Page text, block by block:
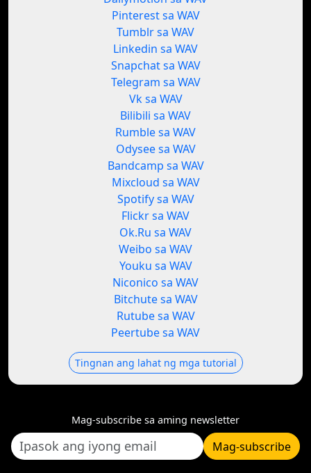
Pinterest sa WAV
Tumblr sa WAV
Linkedin sa WAV
Snapchat sa WAV
Telegram sa WAV
Vk sa WAV
Bilibili sa WAV
Rumble sa WAV
Odysee sa WAV
Bandcamp sa WAV
Mixcloud sa WAV
Spotify sa WAV
Flickr sa WAV
Ok.Ru sa WAV
Weibo sa WAV
Youku sa WAV
Niconico sa WAV
Bitchute sa WAV
Rutube sa WAV
Peertube sa WAV
Tingnan ang lahat ng mga tutorial
Mag-subscribe sa aming newsletter
Mag-subscribe